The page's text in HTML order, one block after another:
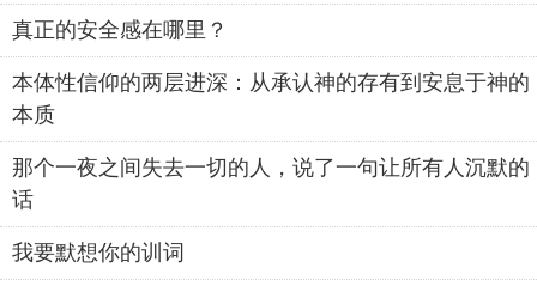
真正的安全感在哪里？
本体性信仰的两层进深：从承认神的存有到安息于神的
本质
那个一夜之间失去一切的人，说了一句让所有人沉默的
话
我要默想你的训词